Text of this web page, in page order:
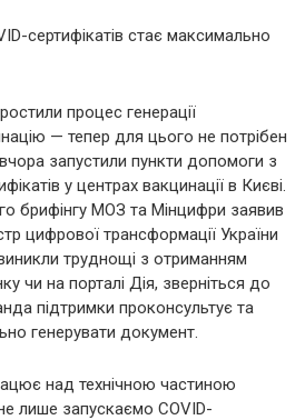
сертифікатів стає максимально
процес генерації
— тепер для цього не потрібен
запустили пункти допомоги з
у центрах вакцинації в Києві.
брифінгу МОЗ та Мінцифри заявив
цифрової трансформації України
труднощі з отриманням
чи на порталі Дія, зверніться до
підтримки проконсультує та
генерувати документ.
над технічною частиною
лише запускаємо СOVID-